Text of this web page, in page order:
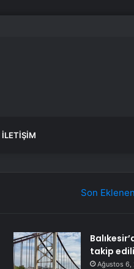
İLETIŞIM
Son Eklenen
takip
Ağustos 6,